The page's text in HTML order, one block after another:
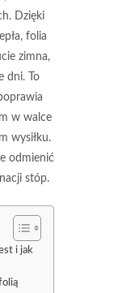
Dzięki
folia
zimna,
dni. To
w walce
wysiłku.
odmienić
stóp.
i jak